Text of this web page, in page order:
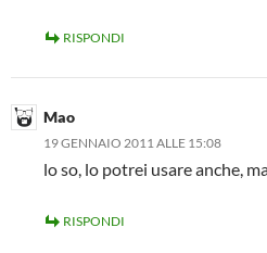
RISPONDI
Mao
19 GENNAIO 2011 ALLE 15:08
lo so, lo potrei usare anche,
RISPONDI